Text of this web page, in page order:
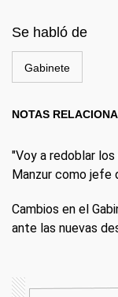
Se habló de
Gabinete
NOTAS
"Voy a redoblar
Manzur como jefe
Cambios en el
ante las nuevas